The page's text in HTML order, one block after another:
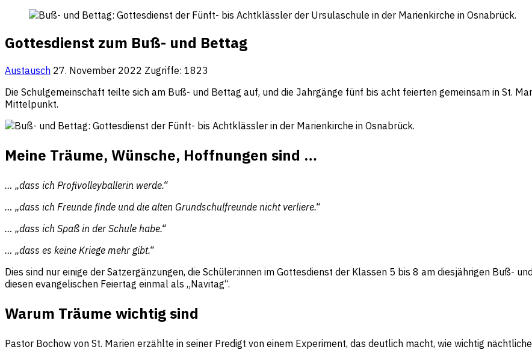
Gottesdienst zum Buß- und Bettag
Austausch 27. November 2022 Zugriffe: 1823
Die Schulgemeinschaft teilte sich am Buß- und Bettag auf, und die Jahrgänge fünf bis acht feierten gemeinsam in St.
Mittelpunkt.
Meine Träume, Wünsche, Hoffnungen sind …
… „dass ich Profivolleyballerin werde.“
… „dass ich Freunde finde und die alten Grundschulfreunde nicht verliere.“
… „dass ich Spaß in der Schule habe.“
… „dass es keine Kriege mehr gibt.“
Dies sind nur einige der Satzergänzungen, die Schüler:innen im Gottesdienst der Klassen 5 bis 8 am diesjährigen Buß-
diesen evangelischen Feiertag einmal als „Navitag“.
Warum Träume wichtig sind
Pastor Bochow von St. Marien erzählte in seiner Predigt von einem Experiment, das deutlich macht, wie wichtig